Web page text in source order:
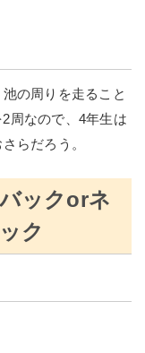
の周りを走ること
周なので、4年生は
らだろう。
ックorネ
ク